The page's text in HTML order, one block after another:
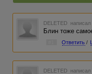
DELETED
Блин тоже
Ответить /
DELETED